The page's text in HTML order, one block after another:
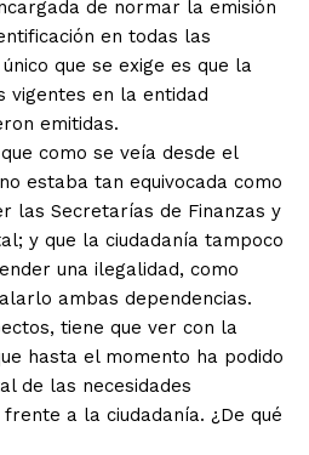
de normar la emisión
en todas las
que se exige es que la
vigentes en la entidad
emitidas.
como se veía desde el
estaba tan equivocada como
las Secretarías de Finanzas y
y que la ciudadanía tampoco
una ilegalidad, como
ambas dependencias.
tiene que ver con la
hasta el momento ha podido
de las necesidades
a la ciudadanía. ¿De qué